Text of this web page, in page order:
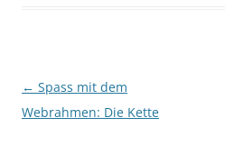
Beitragsnavigation
← Spass mit dem
Webrahmen: Die Kette